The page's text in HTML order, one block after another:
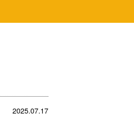
2025.07.17